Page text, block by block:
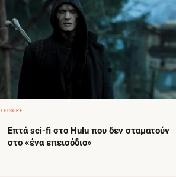
LEISURE
Επτά sci‑fi στο Hulu που δεν σταματούν
στο «ένα επεισόδιο»